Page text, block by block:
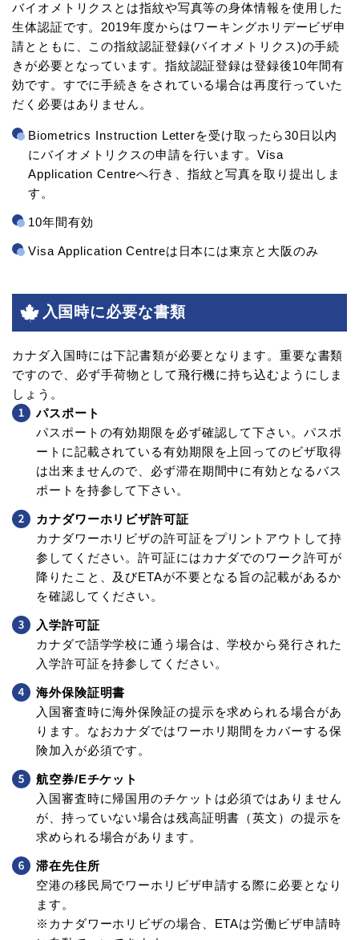
バイオメトリクスとは指紋や写真等の身体情報を使用した
生体認証です。2019年度からはワーキングホリデービザ申
請とともに、この指紋認証登録(バイオメトリクス)の手続
きが必要となっています。指紋認証登録は登録後10年間有
効です。すでに手続きをされている場合は再度行っていた
だく必要はありません。
Biometrics Instruction Letterを受け取ったら30日以内
にバイオメトリクスの申請を行います。Visa
Application Centreへ行き、指紋と写真を取り提出しま
す。
10年間有効
Visa Application Centreは日本には東京と大阪のみ
入国時に必要な書類
カナダ入国時には下記書類が必要となります。重要な書類
ですので、必ず手荷物として飛行機に持ち込むようにしま
しょう。
パスポート
パスポートの有効期限を必ず確認して下さい。パスポ
ートに記載されている有効期限を上回ってのビザ取得
は出来ませんので、必ず滞在期間中に有効となるバス
ポートを持参して下さい。
カナダワーホリビザ許可証
カナダワーホリビザの許可証をプリントアウトして持
参してください。許可証にはカナダでのワーク許可が
降りたこと、及びETAが不要となる旨の記載があるか
を確認してください。
入学許可証
カナダで語学学校に通う場合は、学校から発行された
入学許可証を持参してください。
海外保険証明書
入国審査時に海外保険証の提示を求められる場合があ
ります。なおカナダではワーホリ期間をカバーする保
険加入が必須です。
航空券/Eチケット
入国審査時に帰国用のチケットは必須ではありません
が、持っていない場合は残高証明書（英文）の提示を
求められる場合があります。
滞在先住所
空港の移民局でワーホリビザ申請する際に必要となり
ます。
※カナダワーホリビザの場合、ETAは労働ビザ申請時